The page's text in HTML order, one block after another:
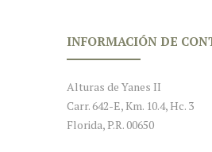
INFORMACIÓN DE
Alturas de Yanes II
Carr. 642-E, Km. 10.4, Hc. 3
Florida, P.R. 00650